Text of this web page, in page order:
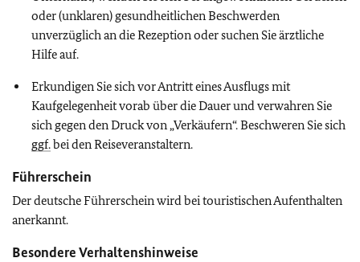
oder (unklaren) gesundheitlichen Beschwerden
unverzüglich an die Rezeption oder suchen Sie ärztliche
Hilfe auf.
Erkundigen Sie sich vor Antritt eines Ausflugs mit
Kaufgelegenheit vorab über die Dauer und verwahren Sie
sich gegen den Druck von „Verkäufern“. Beschweren Sie sich
ggf.bei den Reiseveranstaltern.
Führerschein
Der deutsche Führerschein wird bei touristischen Aufenthalten
anerkannt.
Besondere Verhaltenshinweise